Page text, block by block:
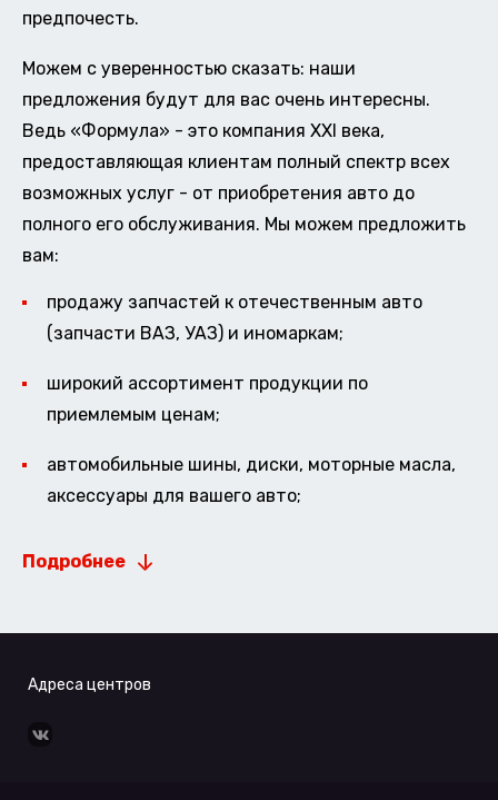
предпочесть.
Можем с уверенностью сказать: наши
предложения будут для вас очень интересны.
Ведь «Формула» - это компания XXI века,
предоставляющая клиентам полный спектр всех
возможных услуг - от приобретения авто до
полного его обслуживания. Мы можем предложить
вам:
продажу запчастей к отечественным авто
(запчасти ВАЗ, УАЗ) и иномаркам;
широкий ассортимент продукции по
приемлемым ценам;
автомобильные шины, диски, моторные масла,
аксессуары для вашего авто;
Подробнее
Адреса центров